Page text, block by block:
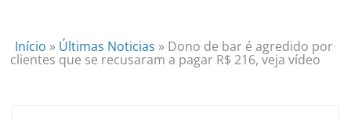
Início » Últimas Noticias » Dono de bar é agredido por
clientes que se recusaram a pagar R$ 216, veja vídeo